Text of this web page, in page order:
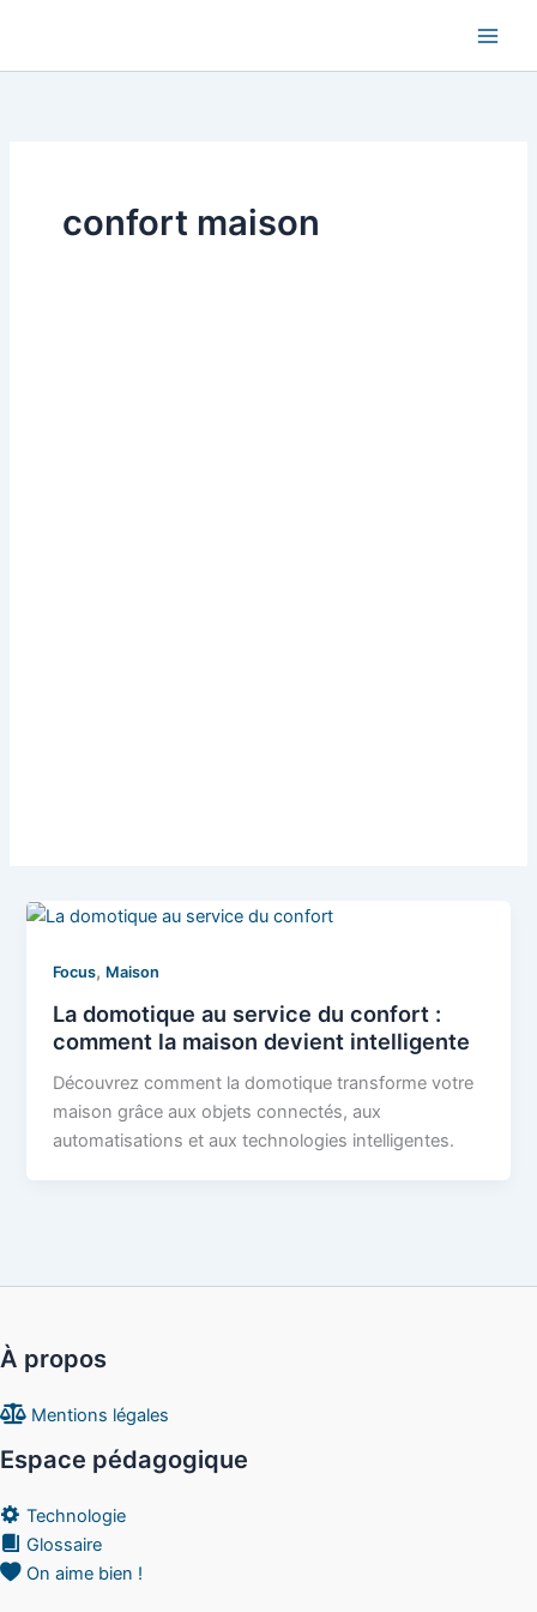
contenu
confort maison
Focus, Maison
La domotique au service du confort :
comment la maison devient intelligente
Découvrez comment la domotique transforme votre
maison grâce aux objets connectés, aux
automatisations et aux technologies intelligentes.
À propos
Mentions légales
Espace pédagogique
Technologie
Glossaire
On aime bien !